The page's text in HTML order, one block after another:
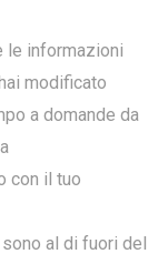
le informazioni
modificato
a domande da
con il tuo
al di fuori del